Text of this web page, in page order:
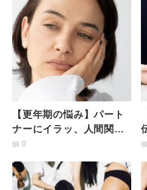
【更年期の悩み】パート
ナーにイラッ、人間関係
が億劫、不眠etc.…揺れ
方
0